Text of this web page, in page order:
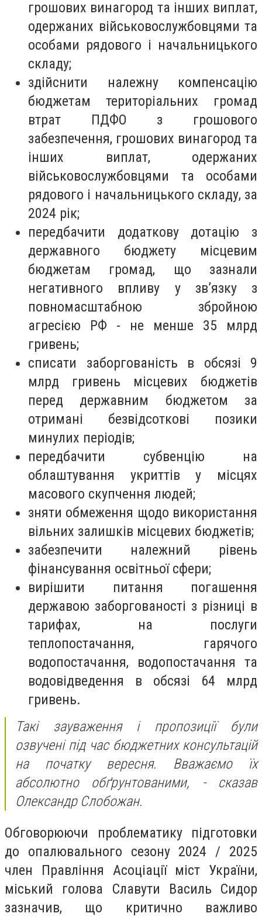
грошових винагород та інших виплат,
одержаних військовослужбовцями та
особами рядового і начальницького
складу;
здійснити належну компенсацію
бюджетам територіальних громад
втрат ПДФО з грошового
забезпечення, грошових винагород та
інших виплат, одержаних
військовослужбовцями та особами
рядового і начальницького складу, за
2024 рік;
передбачити додаткову дотацію з
державного бюджету місцевим
бюджетам громад, що зазнали
негативного впливу у зв’язку з
повномасштабною збройною
агресією РФ - не менше 35 млрд
гривень;
списати заборгованість в обсязі 9
млрд гривень місцевих бюджетів
перед державним бюджетом за
отримані безвідсоткові позики
минулих періодів;
передбачити субвенцію на
облаштування укриттів у місцях
масового скупчення людей;
зняти обмеження щодо використання
вільних залишків місцевих бюджетів;
забезпечити належний рівень
фінансування освітньої сфери;
вирішити питання погашення
державою заборгованості з різниці в
тарифах, на послуги
теплопостачання, гарячого
водопостачання, водопостачання та
водовідведення в обсязі 64 млрд
гривень.
Такі зауваження і пропозиції були
озвучені під час бюджетних консультацій
на початку вересня. Вважаємо їх
абсолютно обґрунтованими, - сказав
Олександр Слобожан.
Обговорюючи проблематику підготовки
до опалювального сезону 2024 / 2025
член Правління Асоціації міст України,
міський голова Славути Василь Сидор
зазначив, що критично важливо